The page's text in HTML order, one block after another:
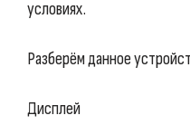
условиях.
Разберём данное
Дисплей